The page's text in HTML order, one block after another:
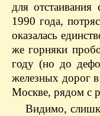
для отстаивания
1990 года,
оказалась
же горняки
году (но до
железных дорог
Москве, рядом с
Видимо,